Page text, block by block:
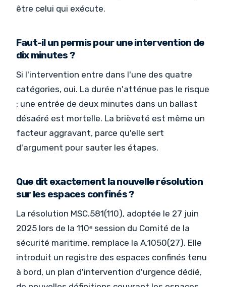
être celui qui exécute.
Faut-il un permis pour une intervention de
dix minutes ?
Si l'intervention entre dans l'une des quatre
catégories, oui. La durée n'atténue pas le risque
: une entrée de deux minutes dans un ballast
désaéré est mortelle. La brièveté est même un
facteur aggravant, parce qu'elle sert
d'argument pour sauter les étapes.
Que dit exactement la nouvelle résolution
sur les espaces confinés ?
La résolution MSC.581(110), adoptée le 27 juin
2025 lors de la 110ᵉ session du Comité de la
sécurité maritime, remplace la A.1050(27). Elle
introduit un registre des espaces confinés tenu
à bord, un plan d'intervention d'urgence dédié,